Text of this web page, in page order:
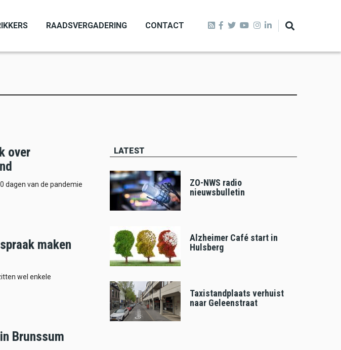
RAADSVERGADERING CONTACT
over
dagen van de pandemie
maken
wel enkele
Brunssum
LATEST
ZO-NWS radio
nieuwsbulletin
Alzheimer Café start in
Hulsberg
Taxistandplaats verhuist
naar Geleenstraat